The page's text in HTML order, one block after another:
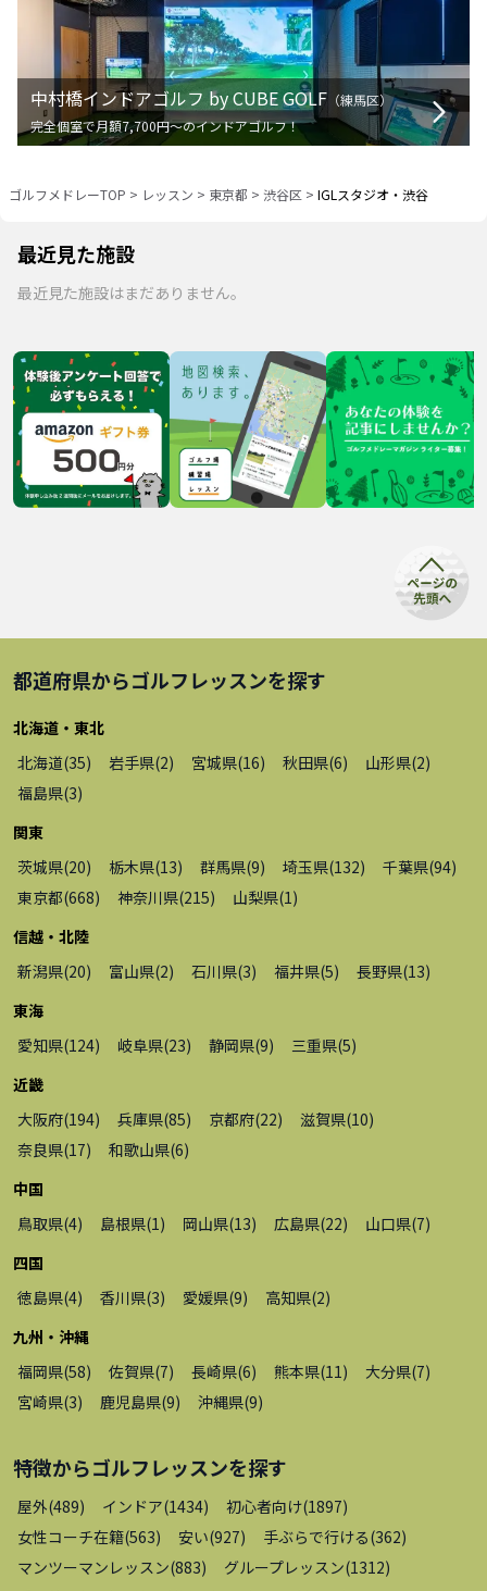
中村橋インドアゴルフ by CUBE GOLF （練馬区）
完全個室で月額7,700円〜のインドアゴルフ！
ゴルフメドレーTOP > レッスン > 東京都 > 渋谷区 > IGLスタジオ・渋谷
最近見た施設
最近見た施設はまだありません。
都道府県からゴルフレッスンを探す
北海道・東北
北海道(35) 岩手県(2) 宮城県(16) 秋田県(6) 山形県(2)
福島県(3)
関東
茨城県(20) 栃木県(13) 群馬県(9) 埼玉県(132) 千葉県(94)
東京都(668) 神奈川県(215) 山梨県(1)
信越・北陸
新潟県(20) 富山県(2) 石川県(3) 福井県(5) 長野県(13)
東海
愛知県(124) 岐阜県(23) 静岡県(9) 三重県(5)
近畿
大阪府(194) 兵庫県(85) 京都府(22) 滋賀県(10)
奈良県(17) 和歌山県(6)
中国
鳥取県(4) 島根県(1) 岡山県(13) 広島県(22) 山口県(7)
四国
徳島県(4) 香川県(3) 愛媛県(9) 高知県(2)
九州・沖縄
福岡県(58) 佐賀県(7) 長崎県(6) 熊本県(11) 大分県(7)
宮崎県(3) 鹿児島県(9) 沖縄県(9)
特徴からゴルフレッスンを探す
屋外(489) インドア(1434) 初心者向け(1897)
女性コーチ在籍(563) 安い(927) 手ぶらで行ける(362)
マンツーマンレッスン(883) グループレッスン(1312)